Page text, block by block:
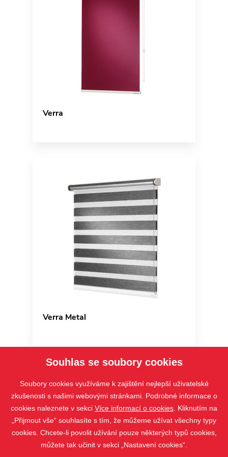
Verra
Verra Metal
Souhlas se soubory cookies
Soubory cookies využíváme k zajištění nejlepší uživatelské
zkušenosti s našimi webovými stránkami. Podrobné informace o
cookies naleznete v sekci Více informací o cookies . Kliknutím na
„Přijmout vše“ souhlasíte s tím, že můžeme užívat všechny typy
cookies. Chcete-li povolit užívání pouze některých typů cookies,
můžete tak učinit v sekci „Nastavení cookies“.